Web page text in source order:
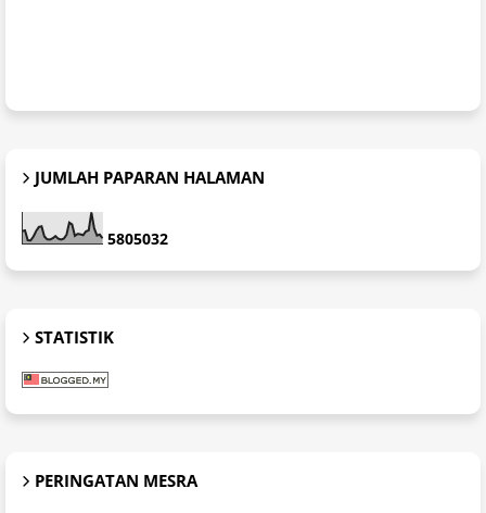
JUMLAH PAPARAN HALAMAN
5805032
STATISTIK
PERINGATAN MESRA